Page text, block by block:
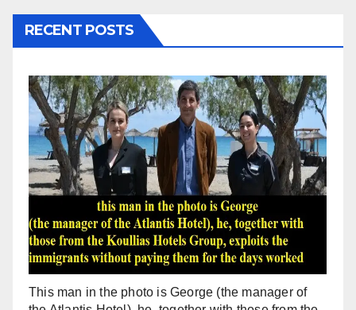
RECENT POSTS
This man in the photo is George (the manager of